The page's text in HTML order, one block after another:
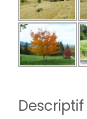
Descriptif